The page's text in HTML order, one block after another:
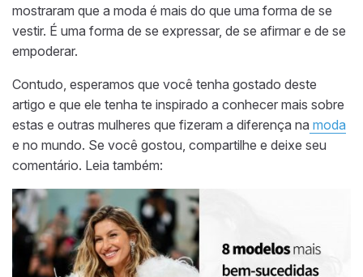
mostraram que a moda é mais do que uma forma de se
vestir. É uma forma de se expressar, de se afirmar e de se
empoderar.
Contudo, esperamos que você tenha gostado deste
artigo e que ele tenha te inspirado a conhecer mais sobre
estas e outras mulheres que fizeram a diferença na moda
e no mundo. Se você gostou, compartilhe e deixe seu
comentário. Leia também: